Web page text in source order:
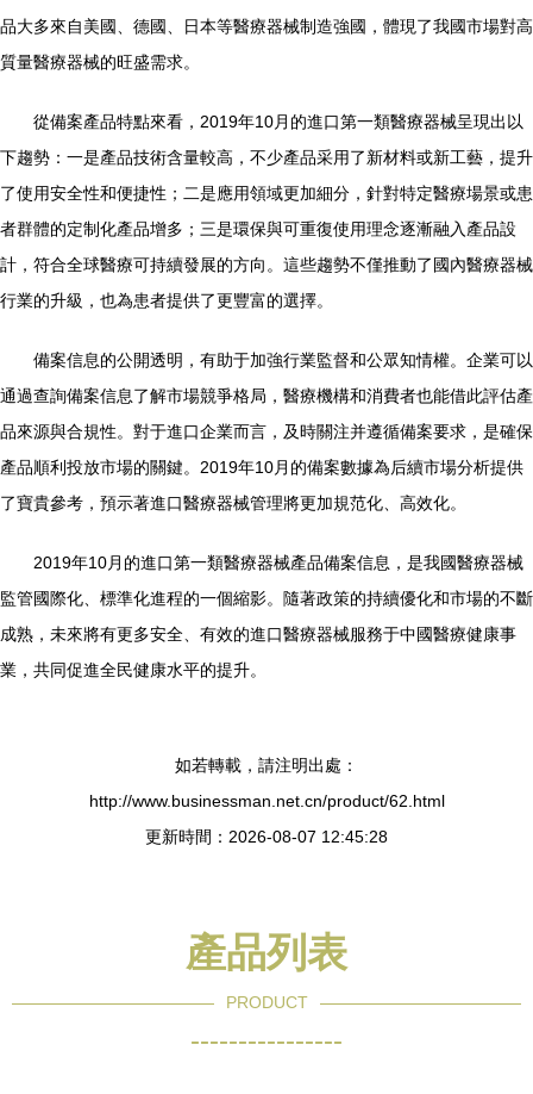
品大多來自美國、德國、日本等醫療器械制造強國，體現了我國市場對高
質量醫療器械的旺盛需求。
從備案產品特點來看，2019年10月的進口第一類醫療器械呈現出以
下趨勢：一是產品技術含量較高，不少產品采用了新材料或新工藝，提升
了使用安全性和便捷性；二是應用領域更加細分，針對特定醫療場景或患
者群體的定制化產品增多；三是環保與可重復使用理念逐漸融入產品設
計，符合全球醫療可持續發展的方向。這些趨勢不僅推動了國內醫療器械
行業的升級，也為患者提供了更豐富的選擇。
備案信息的公開透明，有助于加強行業監督和公眾知情權。企業可以
通過查詢備案信息了解市場競爭格局，醫療機構和消費者也能借此評估產
品來源與合規性。對于進口企業而言，及時關注并遵循備案要求，是確保
產品順利投放市場的關鍵。2019年10月的備案數據為后續市場分析提供
了寶貴參考，預示著進口醫療器械管理將更加規范化、高效化。
2019年10月的進口第一類醫療器械產品備案信息，是我國醫療器械
監管國際化、標準化進程的一個縮影。隨著政策的持續優化和市場的不斷
成熟，未來將有更多安全、有效的進口醫療器械服務于中國醫療健康事
業，共同促進全民健康水平的提升。
如若轉載，請注明出處：
http://www.businessman.net.cn/product/62.html
更新時間：2026-08-07 12:45:28
產品列表
PRODUCT
----------------